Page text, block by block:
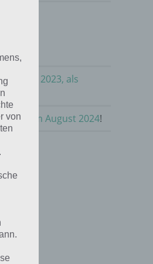
August 2023, als
im August 2024!
von